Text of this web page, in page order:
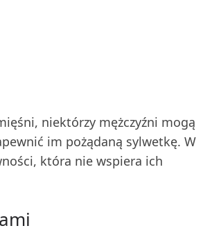
niektórzy mężczyźni mogą
im pożądaną sylwetkę. W
która nie wspiera ich